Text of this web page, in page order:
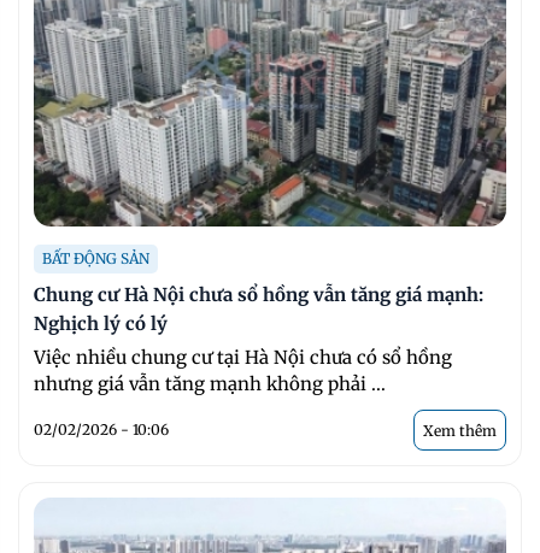
BẤT ĐỘNG SẢN
Chung cư Hà Nội chưa sổ hồng vẫn tăng giá mạnh:
Nghịch lý có lý
Việc nhiều chung cư tại Hà Nội chưa có sổ hồng
nhưng giá vẫn tăng mạnh không phải ...
02/02/2026 - 10:06 Xem thêm